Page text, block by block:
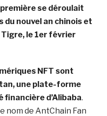
se déroulait
nouvel an chinois et
Tigre, le 1er février
NFT sont
une plate-forme
financière d’Alibaba.
nom de AntChain Fan